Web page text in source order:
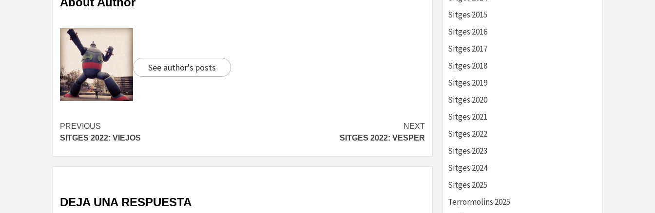
See author's posts
Continue
Reading
PREVIOUS
SITGES 2022: VIEJOS
NEXT
SITGES 2022: VESPER
DEJA UNA RESPUESTA
Sitges 2015
Sitges 2016
Sitges 2017
Sitges 2018
Sitges 2019
Sitges 2020
Sitges 2021
Sitges 2022
Sitges 2023
Sitges 2024
Sitges 2025
Terrormolins 2025